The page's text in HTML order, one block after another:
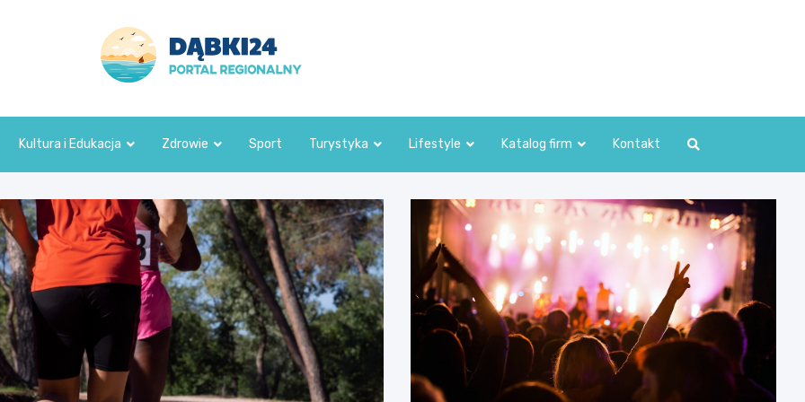
dabki24.pl
Kultura i Edukacja Zdrowie Sport Turystyka Lifestyle Katalog firm Kontakt